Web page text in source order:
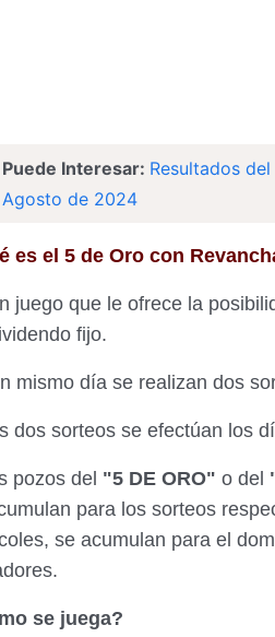
Interesar: Resultados
de 2024
es el 5 de Oro con
juego que le ofrece la
fijo.
mismo día se realizan dos
dos sorteos se efectúan los
pozos del "5 DE ORO" o del
para los sorteos
se acumulan para el
se juega?